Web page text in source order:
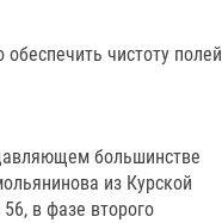
чистоту полей
большинстве
из Курской
в фазе второго